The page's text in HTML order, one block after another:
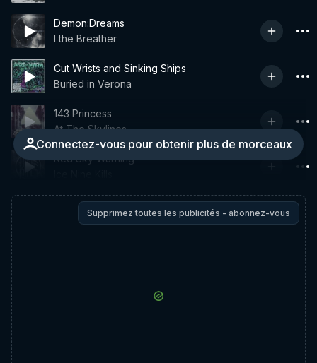
Demon:Dreams
I the Breather
Cut Wrists and Sinking Ships
Buried in Verona
Connectez-vous pour obtenir plus de morceaux
143 Princess
At The Skylines
Red Sky Warning
Supprimez toutes les publicités - abonnez-vous